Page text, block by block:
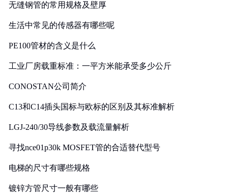
无缝钢管的常用规格及壁厚
生活中常见的传感器有哪些呢
PE100管材的含义是什么
工业厂房载重标准：一平方米能承受多少公斤
CONOSTAN公司简介
C13和C14插头国标与欧标的区别及其标准解析
LGJ-240/30导线参数及载流量解析
寻找nce01p30k MOSFET管的合适替代型号
电梯的尺寸有哪些规格
镀锌方管尺寸一般有哪些